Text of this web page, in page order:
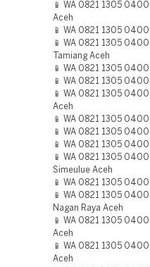
📱 WA 0821 1305
Aceh
📱 WA 0821 1305
📱 WA 0821 1305
Tamiang Aceh
📱 WA 0821 1305
📱 WA 0821 1305
📱 WA 0821 1305
Aceh
📱 WA 0821 1305
📱 WA 0821 1305
📱 WA 0821 1305
📱 WA 0821 1305
Simeulue Aceh
📱 WA 0821 1305
📱 WA 0821 1305
Nagan Raya Aceh
📱 WA 0821 1305
Aceh
📱 WA 0821 1305
Aceh